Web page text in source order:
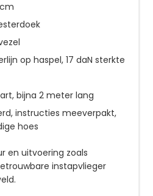
op haspel, 17 daN sterkte
bijna 2 meter lang
instructies meeverpakt,
hoes
en uitvoering zoals
instapvlieger